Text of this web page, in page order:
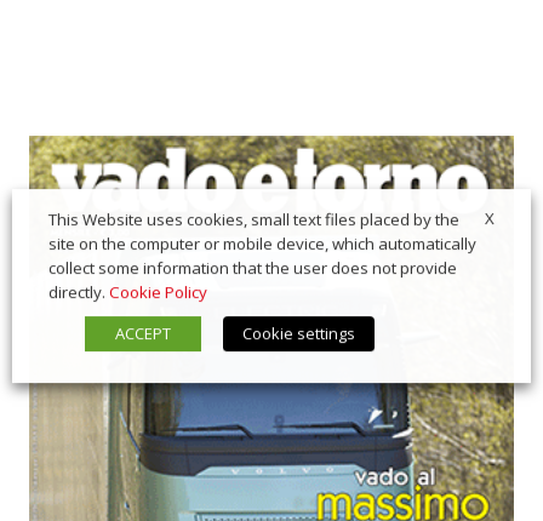
X
This Website uses cookies, small text files placed by the
site on the computer or mobile device, which automatically
collect some information that the user does not provide
directly. Cookie Policy
ACCEPT
Cookie settings